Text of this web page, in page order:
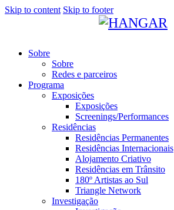
Skip to content Skip to footer
Sobre
Sobre
Redes e parceiros
Programa
Exposições
Exposições
Screenings/Performances
Residências
Residências Permanentes
Residências Internacionais
Alojamento Criativo
Residências em Trânsito
180º Artistas ao Sul
Triangle Network
Investigação